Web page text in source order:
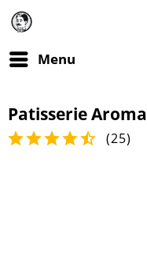
Menu
Patisserie Aroma
(25)